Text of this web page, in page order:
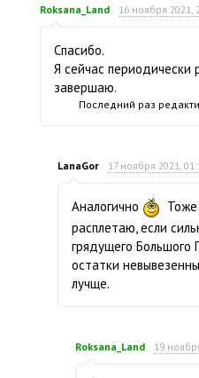
Roksana_Land 16 ноября 2021,
Спасибо.
Я сейчас
завершаю.
Последний раз
LanaGor 17 ноября 2021,
Аналогично
расплетаю, если
грядущего Большого
остатки
лучще.
Roksana_Land 19